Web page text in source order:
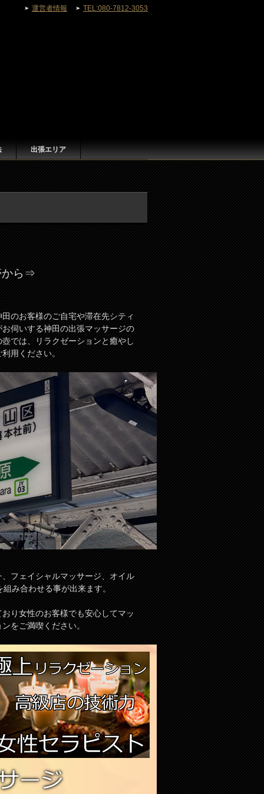
出張エリア
から⇒
のお客様のご自宅や滞在先シティ
伺いする神田の出張マッサージの
では、リラクゼーションと癒やし
用ください。
フェイシャルマッサージ、オイル
み合わせる事が出来ます。
り女性のお客様でも安心してマッ
をご満喫ください。
運営者情報 TEL:080-7812-3053